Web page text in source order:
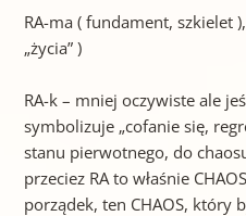
RA-ma ( fundament, szkielet
„życia” )
RA-k – mniej oczywiste ale
symbolizuje „cofanie się,
stanu pierwotnego, do
przeciez RA to właśnie
porządek, ten CHAOS, który